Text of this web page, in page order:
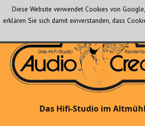
Das Hifi-Studio im
Das Hifi-Studio im
Diese Website verwendet Cookies von
erklären Sie sich damit einverstanden, dass